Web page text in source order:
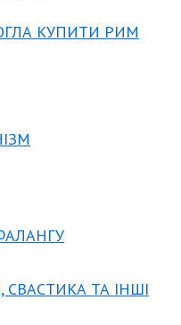
КУПИТИ РИМ
ТА ІНШІ